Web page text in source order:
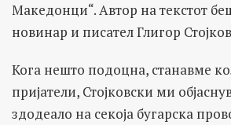
Македонци“. Автор на текстот
новинар и писател Глигор
Кога нешто подоцна, станавме
пријатели, Стојковски ми
здодеало на секоја бугарска